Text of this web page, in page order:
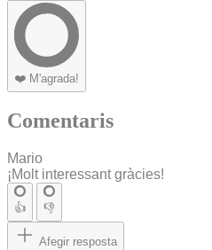
❤️ M'agrada!
Comentaris
Mario
¡Molt interessant gràcies!
👍 👎
Afegir resposta